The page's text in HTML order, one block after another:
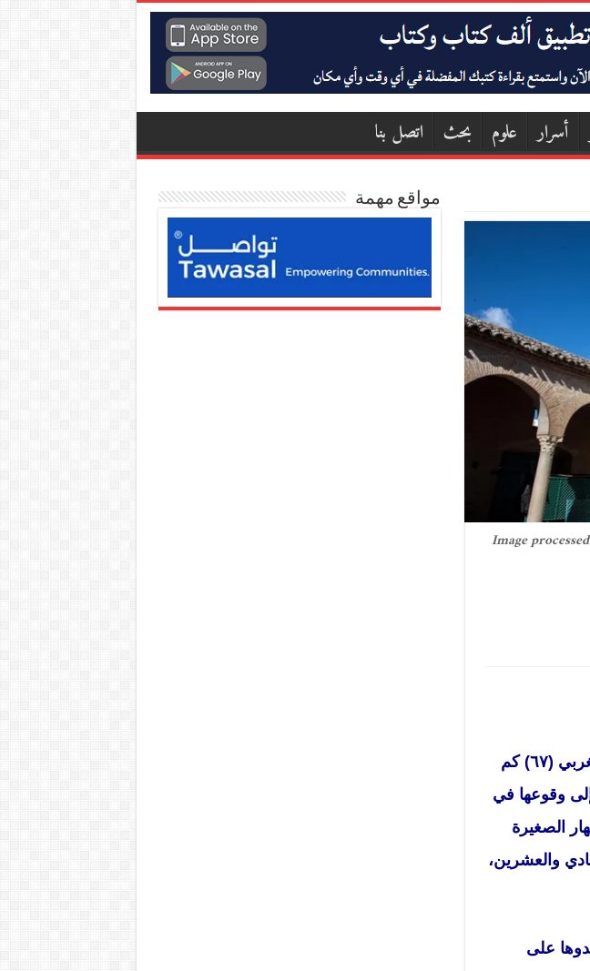
أسرار علوم بحث اتصل بنا
Image
تقع (تستور) في منطقة جميلة من ولاية (باجة) التونسية في الشمال الغربي (٦٧) كم
وقوعها في
الصغيرة
والعشرين،
على
مواقع مهمة